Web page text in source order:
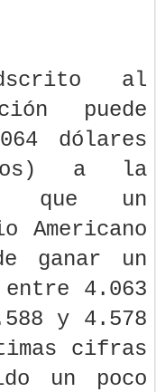
al
puede
dólares
a la
que un
Americano
ganar un
4.063
y 4.578
cifras
un poco